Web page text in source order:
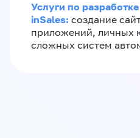
Услуги по
inSales: создание
приложений, личных
сложных систем